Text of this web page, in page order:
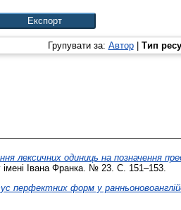
Групувати за: Автор| Тип
лексичних одиниць на позначення
імені Івана Франка. № 23. С. 151–153.
перфектних форм у